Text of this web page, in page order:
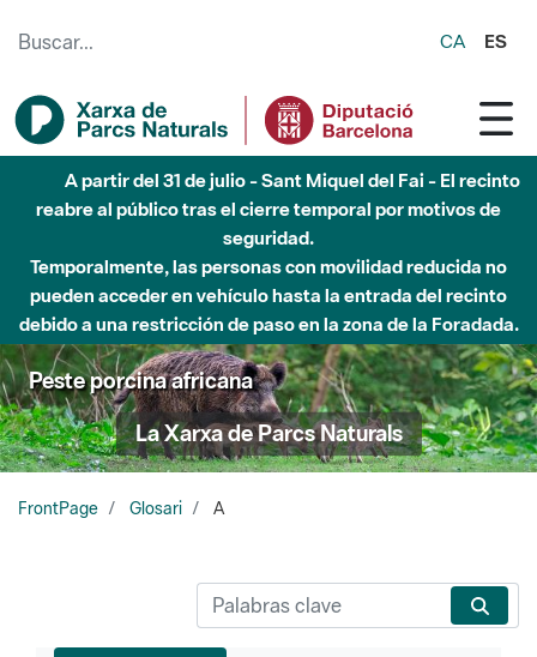
CA ES
A partir del 31 de julio - Sant Miquel del Fai - El recinto
reabre al público tras el cierre temporal por motivos de
seguridad.
Temporalmente, las personas con movilidad reducida no
pueden acceder en vehículo hasta la entrada del recinto
debido a una restricción de paso en la zona de la Foradada.
Peste porcina africana
La Xarxa de Parcs Naturals
FrontPage Glosari A